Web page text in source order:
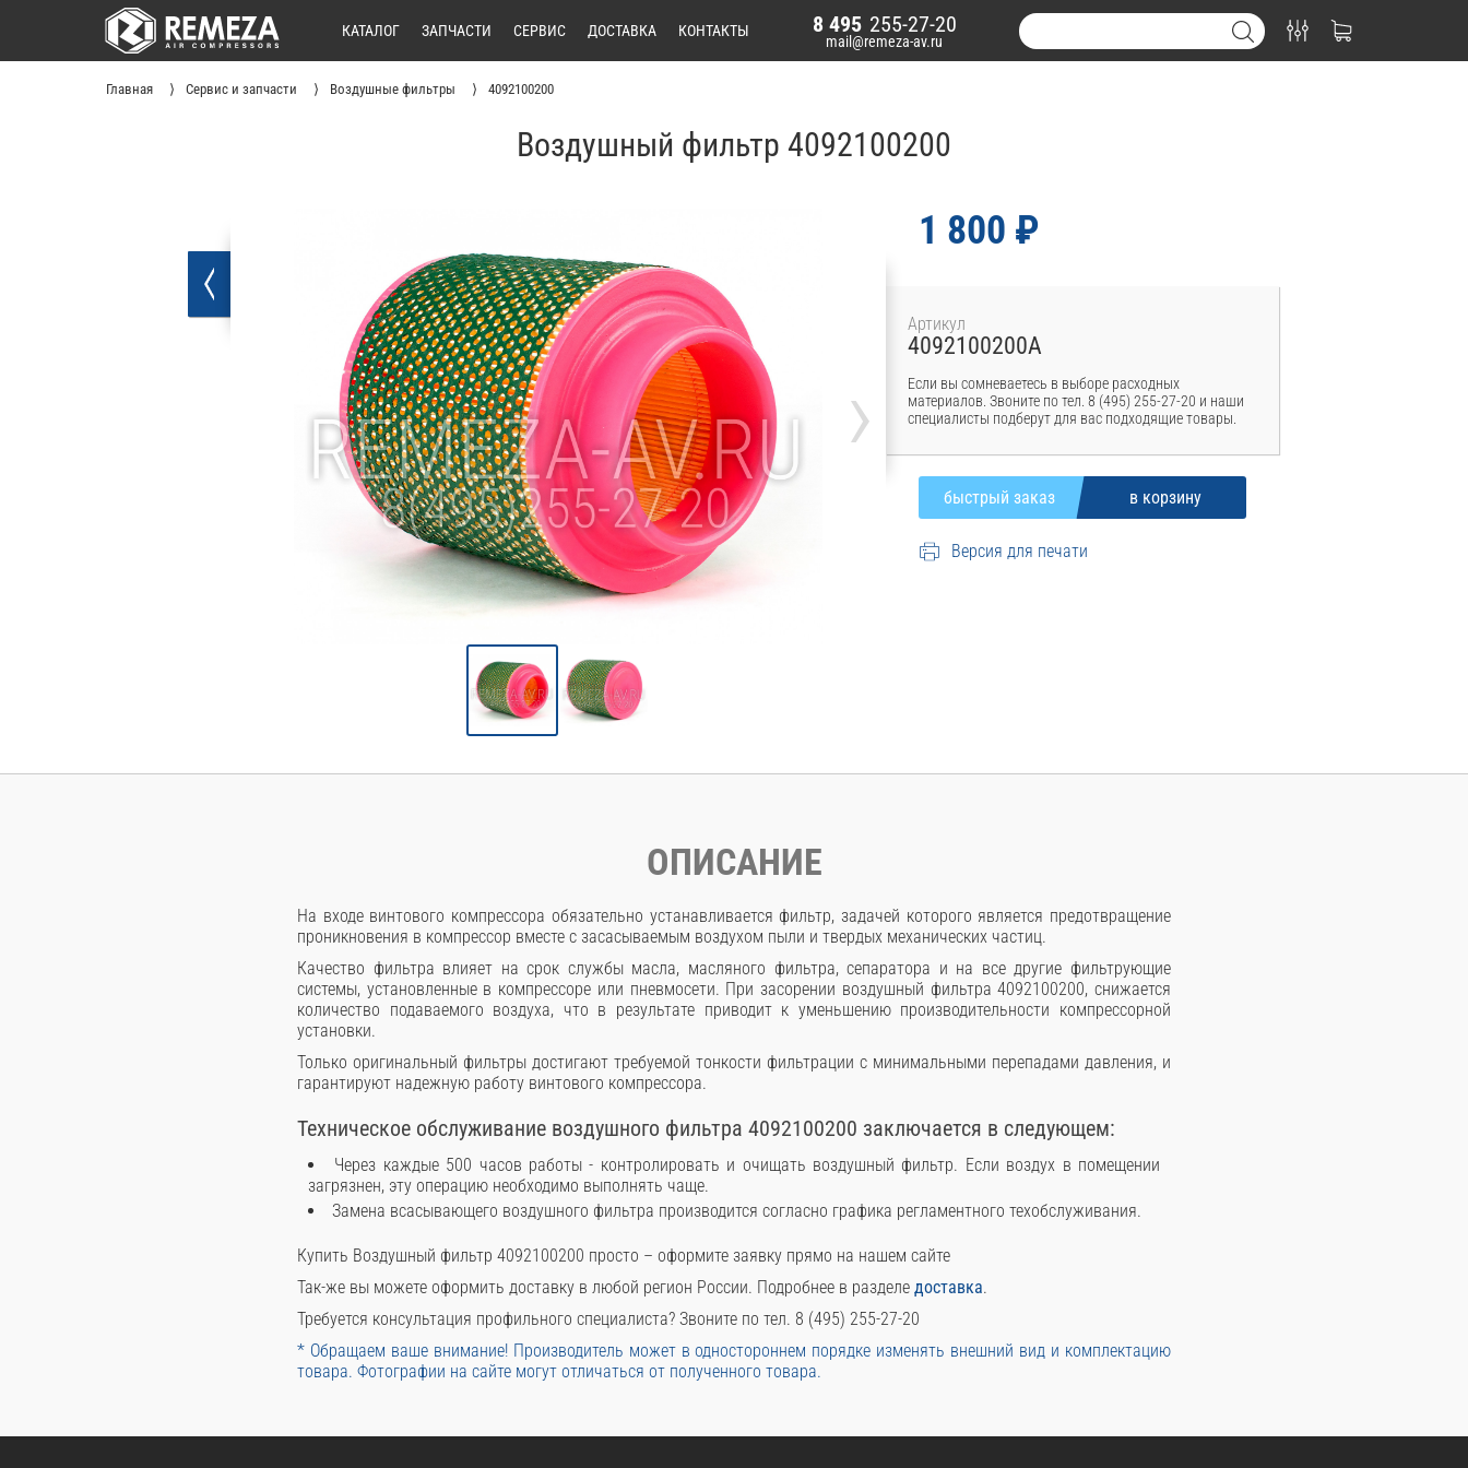
КАТАЛОГ ЗАПЧАСТИ СЕРВИС ДОСТАВКА КОНТАКТЫ 8 495 255-27-20
mail@remeza-av.ru
Главная Сервис и запчасти Воздушные фильтры 4092100200
Воздушный фильтр 4092100200
›
1 800 ₽
Артикул
4092100200A
Если вы сомневаетесь в выборе расходных
материалов. Звоните по тел. 8 (495) 255-27-20 и наши
специалисты подберут для вас подходящие товары.
Версия для печати
ОПИСАНИЕ
На входе винтового компрессора обязательно устанавливается фильтр, задачей которого является предотвращение
проникновения в компрессор вместе с засасываемым воздухом пыли и твердых механических частиц.
Качество фильтра влияет на срок службы масла, масляного фильтра, сепаратора и на все другие фильтрующие
системы, установленные в компрессоре или пневмосети. При засорении воздушный фильтра 4092100200, снижается
количество подаваемого воздуха, что в результате приводит к уменьшению производительности компрессорной
установки.
Только оригинальный фильтры достигают требуемой тонкости фильтрации с минимальными перепадами давления, и
гарантируют надежную работу винтового компрессора.
Техническое обслуживание воздушного фильтра 4092100200 заключается в следующем:
Через каждые 500 часов работы - контролировать и очищать воздушный фильтр. Если воздух в помещении
загрязнен, эту операцию необходимо выполнять чаще.
Замена всасывающего воздушного фильтра производится согласно графика регламентного техобслуживания.
Купить Воздушный фильтр 4092100200 просто – оформите заявку прямо на нашем сайте
Так-же вы можете оформить доставку в любой регион России. Подробнее в разделе доставка.
Требуется консультация профильного специалиста? Звоните по тел. 8 (495) 255-27-20
* Обращаем ваше внимание! Производитель может в одностороннем порядке изменять внешний вид и комплектацию
товара. Фотографии на сайте могут отличаться от полученного товара.